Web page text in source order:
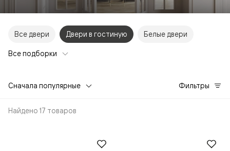
Все двери Двери в гостиную Белые двери
Все подборки
Сначала популярные Фильтры
Найдено 17 товаров